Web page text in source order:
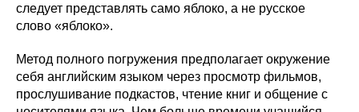
следует представлять само яблоко, а не русское
слово «яблоко».
Метод полного погружения предполагает окружение
себя английским языком через просмотр фильмов,
прослушивание подкастов, чтение книг и общение с